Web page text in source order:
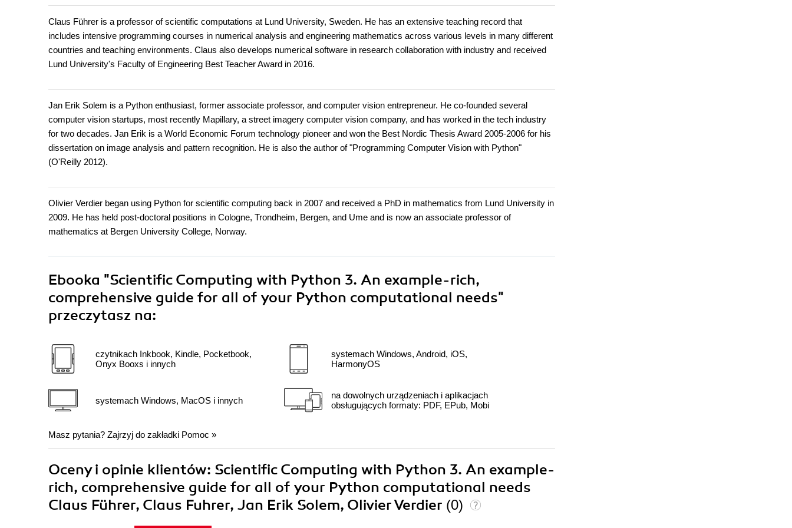
Claus Führer is a professor of scientific computations at Lund University, Sweden. He has an extensive teaching record that
includes intensive programming courses in numerical analysis and engineering mathematics across various levels in many different
countries and teaching environments. Claus also develops numerical software in research collaboration with industry and received
Lund University's Faculty of Engineering Best Teacher Award in 2016.
Jan Erik Solem is a Python enthusiast, former associate professor, and computer vision entrepreneur. He co-founded several
computer vision startups, most recently Mapillary, a street imagery computer vision company, and has worked in the tech industry
for two decades. Jan Erik is a World Economic Forum technology pioneer and won the Best Nordic Thesis Award 2005-2006 for his
dissertation on image analysis and pattern recognition. He is also the author of "Programming Computer Vision with Python"
(O'Reilly 2012).
Olivier Verdier began using Python for scientific computing back in 2007 and received a PhD in mathematics from Lund University in
2009. He has held post-doctoral positions in Cologne, Trondheim, Bergen, and Ume and is now an associate professor of
mathematics at Bergen University College, Norway.
Ebooka "Scientific Computing with Python 3. An example-rich,
comprehensive guide for all of your Python computational needs"
przeczytasz na:
czytnikach Inkbook, Kindle, Pocketbook,
Onyx Booxs i innych
systemach Windows, MacOS i innych
systemach Windows, Android, iOS,
HarmonyOS
na dowolnych urządzeniach i aplikacjach
obsługujących formaty: PDF, EPub, Mobi
Masz pytania? Zajrzyj do zakładki Pomoc »
Oceny i opinie klientów: Scientific Computing with Python 3. An example-
rich, comprehensive guide for all of your Python computational needs
Claus Führer, Claus Fuhrer, Jan Erik Solem, Olivier Verdier (0)